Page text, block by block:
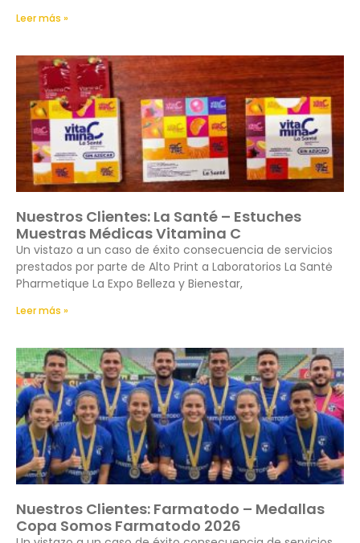
Leer más »
Nuestros Clientes: La Santé – Estuches
Muestras Médicas Vitamina C
Un vistazo a un caso de éxito consecuencia de servicios
prestados por parte de Alto Print a Laboratorios La Santė
Pharmetique La Expo Belleza y Bienestar,
Leer más »
Nuestros Clientes: Farmatodo – Medallas
Copa Somos Farmatodo 2026